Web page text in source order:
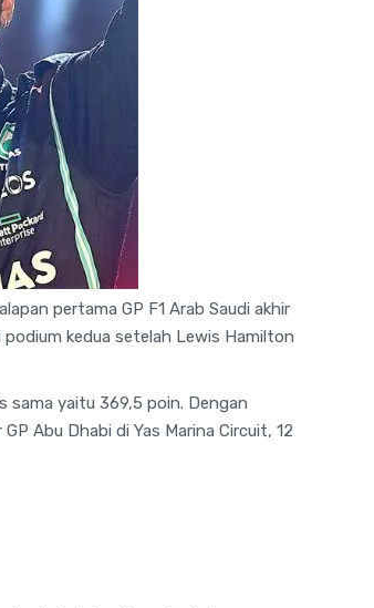
pertama GP F1 Arab Saudi akhir
podium kedua setelah Lewis Hamilton
sama yaitu 369,5 poin. Dengan
Abu Dhabi di Yas Marina Circuit, 12